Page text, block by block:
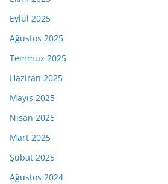
Eylül 2025
Ağustos 2025
Temmuz 2025
Haziran 2025
Mayıs 2025
Nisan 2025
Mart 2025
Şubat 2025
Ağustos 2024